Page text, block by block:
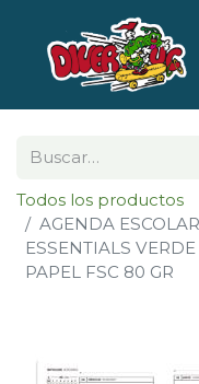
Todos los productos
AGENDA
ESSENTIALS
PAPEL FSC 80 GR